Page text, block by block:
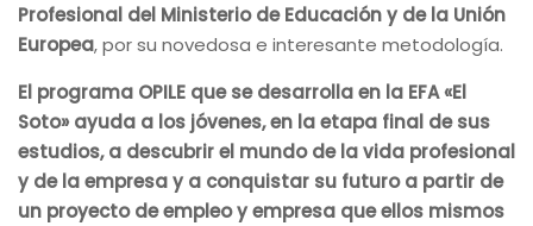
Profesional del Ministerio de Educación y de la Unión
Europea, por su novedosa e interesante metodología.
El programa OPILE que se desarrolla en la EFA «El
Soto» ayuda a los jóvenes, en la etapa final de sus
estudios, a descubrir el mundo de la vida profesional
y de la empresa y a conquistar su futuro a partir de
un proyecto de empleo y empresa que ellos mismos